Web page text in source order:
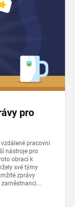
pro
pracovní
nástroje pro
obrací k
své týmy
zprávy